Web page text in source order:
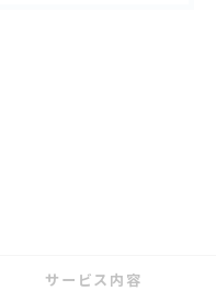
サービス内容